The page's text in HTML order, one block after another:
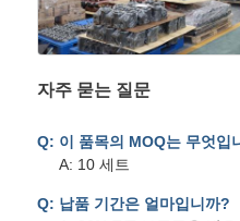
자주 묻는 질문
Q: 이 품목의 MOQ는 무엇입
A: 10 세트
Q: 납품 기간은 얼마입니까?